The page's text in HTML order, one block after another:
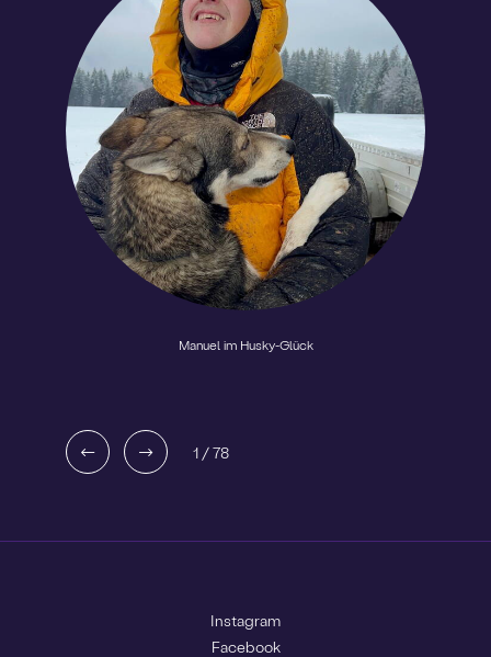
Manuel im Husky-Glück
1 /78
Instagram
Facebook